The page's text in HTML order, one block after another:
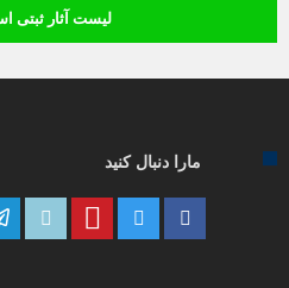
لیست آثار ثبتی
مارا دنبال کنید